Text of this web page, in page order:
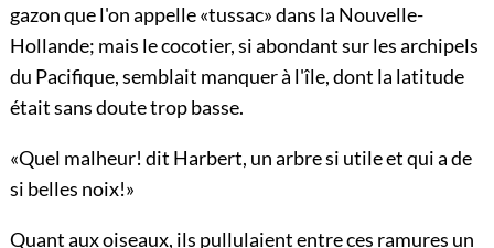
gazon que l'on appelle «tussac» dans la Nouvelle-
Hollande; mais le cocotier, si abondant sur les archipels
du Pacifique, semblait manquer à l'île, dont la latitude
était sans doute trop basse.
«Quel malheur! dit Harbert, un arbre si utile et qui a de
si belles noix!»
Quant aux oiseaux, ils pullulaient entre ces ramures un